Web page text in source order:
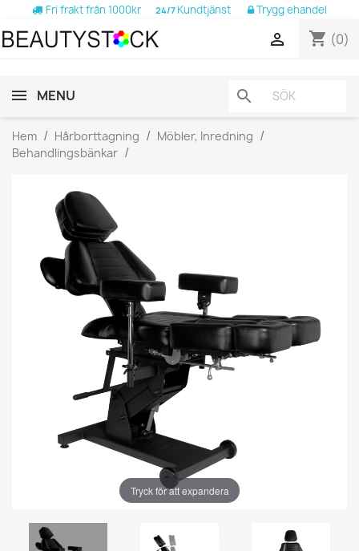
Fri frakt från 1000kr 24/7 Kundtjänst Trygg ehandel
shopping_cart (0)

MENU search
Hem Hårborttagning
Möbler, Inredning
Behandlingsbänkar
Tryck för att expandera